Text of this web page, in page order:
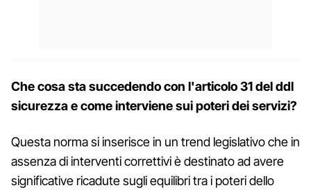
Che cosa sta succedendo con l'articolo 31 del ddl
sicurezza e come interviene sui poteri dei servizi?
Questa norma si inserisce in un trend legislativo che in
assenza di interventi correttivi è destinato ad avere
significative ricadute sugli equilibri tra i poteri dello